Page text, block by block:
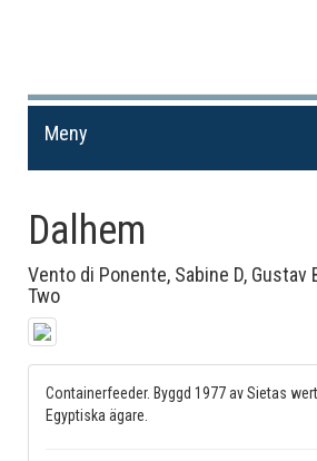
Meny
Dalhem
Vento di Ponente, Sabine D, Gustav
Two
Containerfeeder. Byggd 1977 av Sietas
Egyptiska ägare.